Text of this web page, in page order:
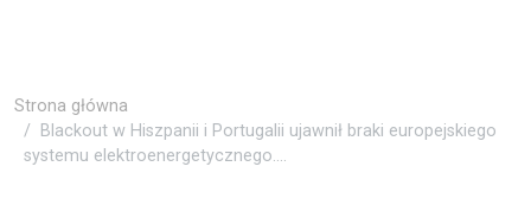
Strona główna
Blackout w Hiszpanii i Portugalii ujawnił braki europejskiego
systemu elektroenergetycznego....